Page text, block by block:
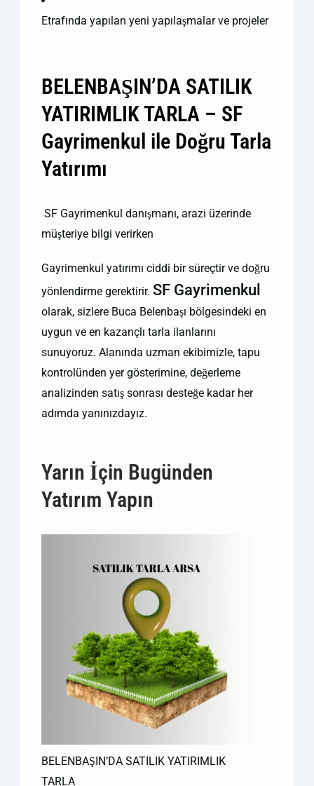
Etrafında yapılan yeni yapılaşmalar ve projeler
BELENBAŞIN’DA SATILIK
YATIRIMLIK TARLA – SF
Gayrimenkul ile Doğru Tarla
Yatırımı
SF Gayrimenkul danışmanı, arazi üzerinde
müşteriye bilgi verirken
Gayrimenkul yatırımı ciddi bir süreçtir ve doğru
yönlendirme gerektirir. SF Gayrimenkul
olarak, sizlere Buca Belenbaşı bölgesindeki en
uygun ve en kazançlı tarla ilanlarını
sunuyoruz. Alanında uzman ekibimizle, tapu
kontrolünden yer gösterimine, değerleme
analizinden satış sonrası desteğe kadar her
adımda yanınızdayız.
Yarın İçin Bugünden
Yatırım Yapın
BELENBAŞIN’DA SATILIK YATIRIMLIK
TARLA